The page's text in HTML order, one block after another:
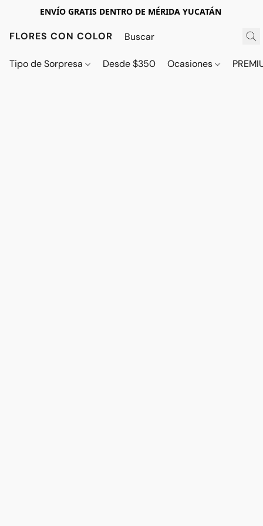
ENVÍO GRATIS DENTRO DE MÉRIDA YUCATÁN
FLORES CON COLOR
Tipo de Sorpresa Desde $350 Ocasiones